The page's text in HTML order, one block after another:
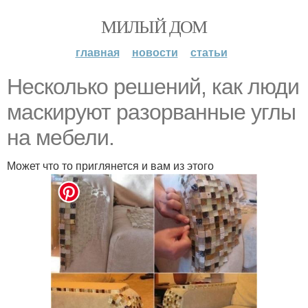
МИЛЫЙ ДОМ
главная новости статьи
Несколько решений, как люди
маскируют разорванные углы
на мебели.
Может что то приглянется и вам из этого